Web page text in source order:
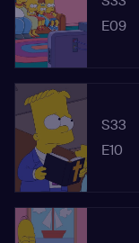
E09
S33
E10